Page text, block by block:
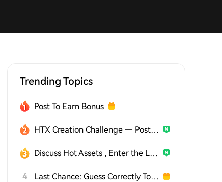
Trending Topics
Post To Earn Bonus
HTX Creation Challenge — Post and Win 1,500U
Discuss Hot Assets , Enter the Lucky Draw
4 Last Chance: Guess Correctly Today and Win More